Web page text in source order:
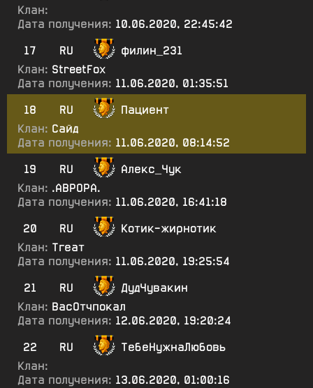
Клан:
Дата получения: 10.06.2020, 22:45:42
17
RU
филин_231
Клан: StreetFox
Дата получения: 11.06.2020, 01:35:51
18
RU
Пациент
Клан: Сайд
Дата получения: 11.06.2020, 08:14:52
19
RU
Алекс_Чук
Клан: .АВРОРА.
Дата получения: 11.06.2020, 16:41:18
20
RU
Котик-жирнотик
Клан: Тгеат
Дата получения: 11.06.2020, 19:25:54
21
RU
ДудЧувакин
Клан: ВасОтчпокал
Дата получения: 12.06.2020, 19:20:24
22
RU
ТебеНужнаЛюбовь
Клан:
Дата получения: 13.06.2020, 01:00:16